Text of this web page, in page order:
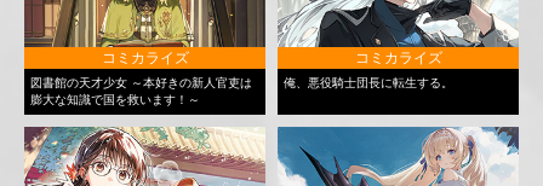
コミカライズ
図書館の天才少女 ～本好きの新人官吏は
膨大な知識で国を救います！～
コミカライズ
俺、悪役騎士団長に転生する。